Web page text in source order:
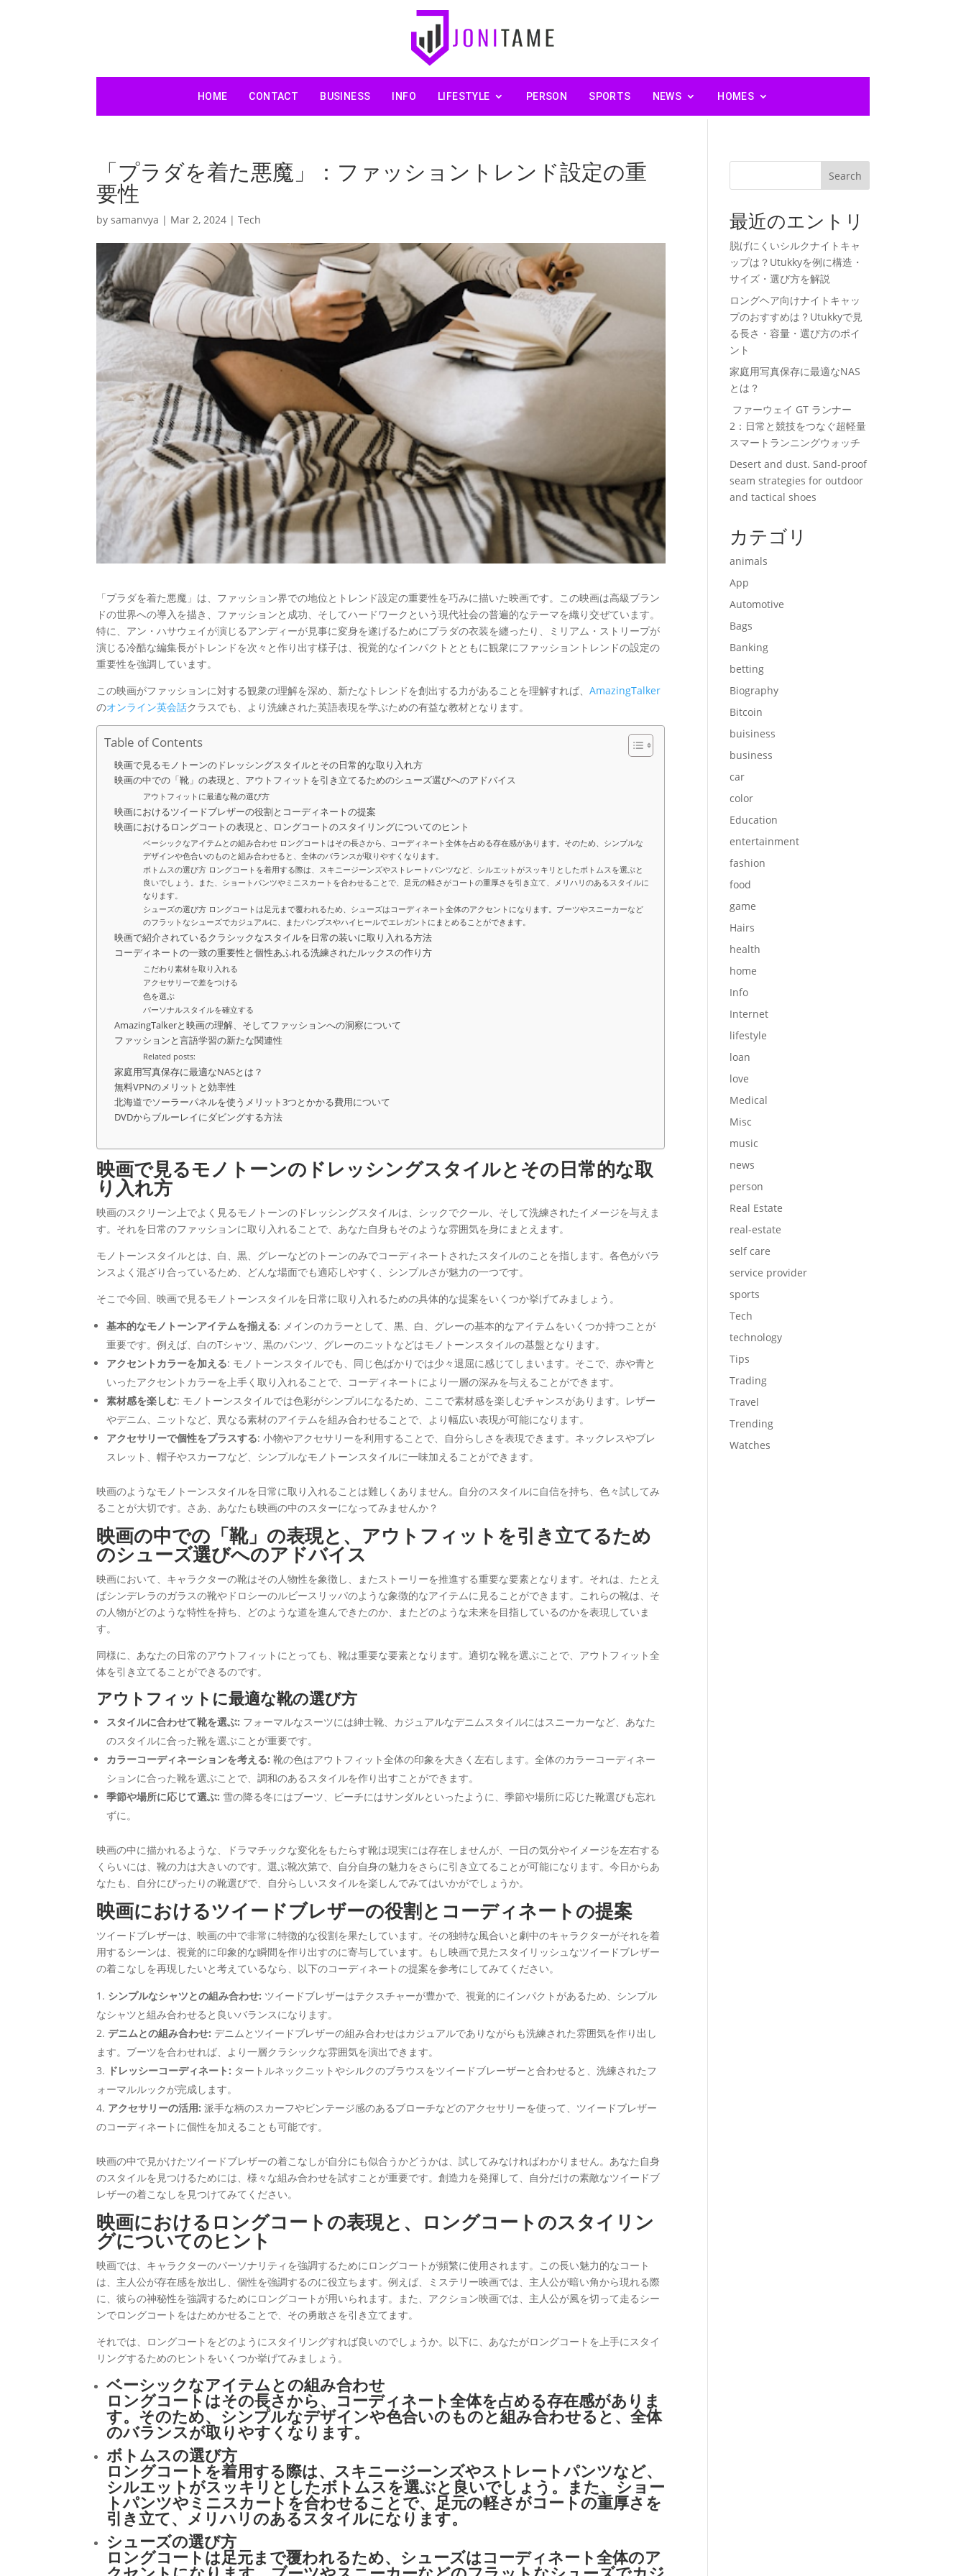
HOME CONTACT BUSINESS INFO LIFESTYLE PERSON SPORTS NEWS HOMES
「プラダを着た悪魔」：ファッショントレンド設定の重
要性
bysamanvya | Mar 2, 2024 |Tech
「プラダを着た悪魔」は、ファッション界での地位とトレンド設定の重要性を巧みに描いた映画です。この映画は高級ブラン
ドの世界への導入を描き、ファッションと成功、そしてハードワークという現代社会の普遍的なテーマを織り交ぜています。
特に、アン・ハサウェイが演じるアンディーが見事に変身を遂げるためにプラダの衣装を纏ったり、ミリアム・ストリープが
演じる冷酷な編集長がトレンドを次々と作り出す様子は、視覚的なインパクトとともに観衆にファッショントレンドの設定の
重要性を強調しています。
この映画がファッションに対する観衆の理解を深め、新たなトレンドを創出する力があることを理解すれば、AmazingTalker
のオンライン英会話クラスでも、より洗練された英語表現を学ぶための有益な教材となります。
Table of Contents
映画で見るモノトーンのドレッシングスタイルとその日常的な取り入れ方
映画の中での「靴」の表現と、アウトフィットを引き立てるためのシューズ選びへのアドバイス
アウトフィットに最適な靴の選び方
映画におけるツイードブレザーの役割とコーディネートの提案
映画におけるロングコートの表現と、ロングコートのスタイリングについてのヒント
ベーシックなアイテムとの組み合わせ ロングコートはその長さから、コーディネート全体を占める存在感があります。そのため、シンプルな
デザインや色合いのものと組み合わせると、全体のバランスが取りやすくなります。
ボトムスの選び方 ロングコートを着用する際は、スキニージーンズやストレートパンツなど、シルエットがスッキリとしたボトムスを選ぶと
良いでしょう。また、ショートパンツやミニスカートを合わせることで、足元の軽さがコートの重厚さを引き立て、メリハリのあるスタイルに
なります。
シューズの選び方 ロングコートは足元まで覆われるため、シューズはコーディネート全体のアクセントになります。ブーツやスニーカーなど
のフラットなシューズでカジュアルに、またパンプスやハイヒールでエレガントにまとめることができます。
映画で紹介されているクラシックなスタイルを日常の装いに取り入れる方法
コーディネートの一致の重要性と個性あふれる洗練されたルックスの作り方
こだわり素材を取り入れる
アクセサリーで差をつける
色を選ぶ
パーソナルスタイルを確立する
AmazingTalkerと映画の理解、そしてファッションへの洞察について
ファッションと言語学習の新たな関連性
Related posts:
家庭用写真保存に最適なNASとは？
無料VPNのメリットと効率性
北海道でソーラーパネルを使うメリット3つとかかる費用について
DVDからブルーレイにダビングする方法
映画で見るモノトーンのドレッシングスタイルとその日常的な取
り入れ方
映画のスクリーン上でよく見るモノトーンのドレッシングスタイルは、シックでクール、そして洗練されたイメージを与えま
す。それを日常のファッションに取り入れることで、あなた自身もそのような雰囲気を身にまとえます。
モノトーンスタイルとは、白、黒、グレーなどのトーンのみでコーディネートされたスタイルのことを指します。各色がバラ
ンスよく混ざり合っているため、どんな場面でも適応しやすく、シンプルさが魅力の一つです。
そこで今回、映画で見るモノトーンスタイルを日常に取り入れるための具体的な提案をいくつか挙げてみましょう。
基本的なモノトーンアイテムを揃える: メインのカラーとして、黒、白、グレーの基本的なアイテムをいくつか持つことが
重要です。例えば、白のTシャツ、黒のパンツ、グレーのニットなどはモノトーンスタイルの基盤となります。
アクセントカラーを加える: モノトーンスタイルでも、同じ色ばかりでは少々退屈に感じてしまいます。そこで、赤や青と
いったアクセントカラーを上手く取り入れることで、コーディネートにより一層の深みを与えることができます。
素材感を楽しむ: モノトーンスタイルでは色彩がシンプルになるため、ここで素材感を楽しむチャンスがあります。レザー
やデニム、ニットなど、異なる素材のアイテムを組み合わせることで、より幅広い表現が可能になります。
アクセサリーで個性をプラスする: 小物やアクセサリーを利用することで、自分らしさを表現できます。ネックレスやブレ
スレット、帽子やスカーフなど、シンプルなモノトーンスタイルに一味加えることができます。
映画のようなモノトーンスタイルを日常に取り入れることは難しくありません。自分のスタイルに自信を持ち、色々試してみ
ることが大切です。さあ、あなたも映画の中のスターになってみませんか？
映画の中での「靴」の表現と、アウトフィットを引き立てるため
のシューズ選びへのアドバイス
映画において、キャラクターの靴はその人物性を象徴し、またストーリーを推進する重要な要素となります。それは、たとえ
ばシンデレラのガラスの靴やドロシーのルビースリッパのような象徴的なアイテムに見ることができます。これらの靴は、そ
の人物がどのような特性を持ち、どのような道を進んできたのか、またどのような未来を目指しているのかを表現していま
す。
同様に、あなたの日常のアウトフィットにとっても、靴は重要な要素となります。適切な靴を選ぶことで、アウトフィット全
体を引き立てることができるのです。
アウトフィットに最適な靴の選び方
スタイルに合わせて靴を選ぶ: フォーマルなスーツには紳士靴、カジュアルなデニムスタイルにはスニーカーなど、あなた
のスタイルに合った靴を選ぶことが重要です。
カラーコーディネーションを考える: 靴の色はアウトフィット全体の印象を大きく左右します。全体のカラーコーディネー
ションに合った靴を選ぶことで、調和のあるスタイルを作り出すことができます。
季節や場所に応じて選ぶ: 雪の降る冬にはブーツ、ビーチにはサンダルといったように、季節や場所に応じた靴選びも忘れ
ずに。
映画の中に描かれるような、ドラマチックな変化をもたらす靴は現実には存在しませんが、一日の気分やイメージを左右する
くらいには、靴の力は大きいのです。選ぶ靴次第で、自分自身の魅力をさらに引き立てることが可能になります。今日からあ
なたも、自分にぴったりの靴選びで、自分らしいスタイルを楽しんでみてはいかがでしょうか。
映画におけるツイードブレザーの役割とコーディネートの提案
ツイードブレザーは、映画の中で非常に特徴的な役割を果たしています。その独特な風合いと劇中のキャラクターがそれを着
用するシーンは、視覚的に印象的な瞬間を作り出すのに寄与しています。もし映画で見たスタイリッシュなツイードブレザー
の着こなしを再現したいと考えているなら、以下のコーディネートの提案を参考にしてみてください。
シンプルなシャツとの組み合わせ: ツイードブレザーはテクスチャーが豊かで、視覚的にインパクトがあるため、シンプル
なシャツと組み合わせると良いバランスになります。
デニムとの組み合わせ: デニムとツイードブレザーの組み合わせはカジュアルでありながらも洗練された雰囲気を作り出し
ます。ブーツを合わせれば、より一層クラシックな雰囲気を演出できます。
ドレッシーコーディネート: タートルネックニットやシルクのブラウスをツイードブレーザーと合わせると、洗練されたフ
ォーマルルックが完成します。
アクセサリーの活用: 派手な柄のスカーフやビンテージ感のあるブローチなどのアクセサリーを使って、ツイードブレザー
のコーディネートに個性を加えることも可能です。
映画の中で見かけたツイードブレザーの着こなしが自分にも似合うかどうかは、試してみなければわかりません。あなた自身
のスタイルを見つけるためには、様々な組み合わせを試すことが重要です。創造力を発揮して、自分だけの素敵なツイードブ
レザーの着こなしを見つけてみてください。
映画におけるロングコートの表現と、ロングコートのスタイリン
グについてのヒント
映画では、キャラクターのパーソナリティを強調するためにロングコートが頻繁に使用されます。この長い魅力的なコート
は、主人公が存在感を放出し、個性を強調するのに役立ちます。例えば、ミステリー映画では、主人公が暗い角から現れる際
に、彼らの神秘性を強調するためにロングコートが用いられます。また、アクション映画では、主人公が風を切って走るシー
ンでロングコートをはためかせることで、その勇敢さを引き立てます。
それでは、ロングコートをどのようにスタイリングすれば良いのでしょうか。以下に、あなたがロングコートを上手にスタイ
リングするためのヒントをいくつか挙げてみましょう。
ベーシックなアイテムとの組み合わせ
ロングコートはその長さから、コーディネート全体を占める存在感がありま
す。そのため、シンプルなデザインや色合いのものと組み合わせると、全体
のバランスが取りやすくなります。
ボトムスの選び方
ロングコートを着用する際は、スキニージーンズやストレートパンツなど、
シルエットがスッキリとしたボトムスを選ぶと良いでしょう。また、ショー
トパンツやミニスカートを合わせることで、足元の軽さがコートの重厚さを
引き立て、メリハリのあるスタイルになります。
シューズの選び方
ロングコートは足元まで覆われるため、シューズはコーディネート全体のア
Search
最近のエントリ
脱げにくいシルクナイトキャ
ップは？Utukkyを例に構造・
サイズ・選び方を解説
ロングヘア向けナイトキャッ
プのおすすめは？Utukkyで見
る長さ・容量・選び方のポイ
ント
家庭用写真保存に最適なNAS
とは？
ファーウェイ GT ランナー
2：日常と競技をつなぐ超軽量
スマートランニングウォッチ
Desert and dust. Sand-proof
seam strategies for outdoor
and tactical shoes
カテゴリ
animals
App
Automotive
Bags
Banking
betting
Biography
Bitcoin
buisiness
business
car
color
Education
entertainment
fashion
food
game
Hairs
health
home
Info
Internet
lifestyle
loan
love
Medical
Misc
music
news
person
Real Estate
real-estate
self care
service provider
sports
Tech
technology
Tips
Trading
Travel
Trending
Watches